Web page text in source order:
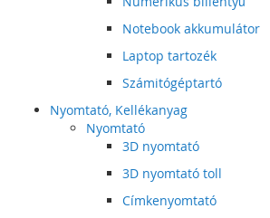
Notebook akkumulátor
Laptop tartozék
Számitógéptartó
Nyomtató, Kellékanyag
Nyomtató
3D nyomtató
3D nyomtató toll
Címkenyomtató